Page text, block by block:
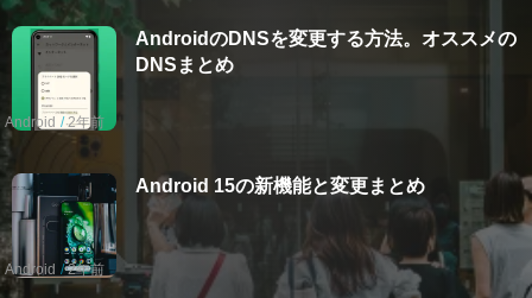
AndroidのDNSを変更する方法。オススメの
DNSまとめ
Android 2年前
Android 15の新機能と変更まとめ
Android 2年前